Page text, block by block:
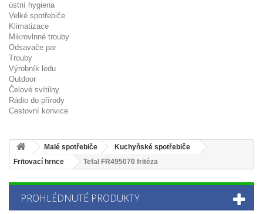
ústní hygiena
Velké spotřebiče
Klimatizace
Mikrovlnné trouby
Odsavače par
Trouby
Výrobník ledu
Outdoor
Čelové svítilny
Rádio do přírody
Cestovní konvice
Malé spotřebiče
Kuchyňské spotřebiče
Fritovací hrnce
Tefal FR495070 fritéza
PROHLÉDNUTÉ PRODUKTY